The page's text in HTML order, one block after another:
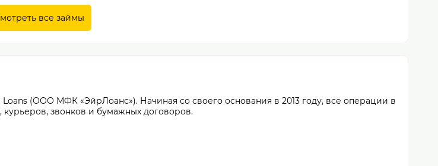
все займы
(ООО МФК «ЭйрЛоанс»). Начиная со своего основания в 2013 году, все операции в
звонков и бумажных договоров.